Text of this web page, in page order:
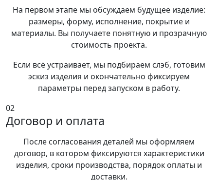
На первом этапе мы обсуждаем будущее изделие:
размеры, форму, исполнение, покрытие и
материалы. Вы получаете понятную и прозрачную
стоимость проекта.
Если всё устраивает, мы подбираем слэб, готовим
эскиз изделия и окончательно фиксируем
параметры перед запуском в работу.
02
Договор и оплата
После согласования деталей мы оформляем
договор, в котором фиксируются характеристики
изделия, сроки производства, порядок оплаты и
доставки.